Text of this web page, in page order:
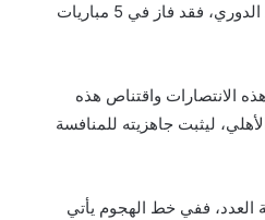
مواجهاته السابقة ضد فرق الدوري، فقد فاز في 5 مباريات
الانتصارات واقتناص هذه
ليثبت جاهزيته للمنافسة
العدد، ففي خط الهجوم يأتي